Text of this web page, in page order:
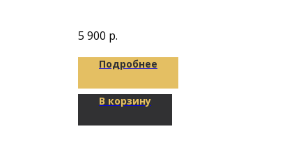
5 900 р.
Подробнее
В корзину